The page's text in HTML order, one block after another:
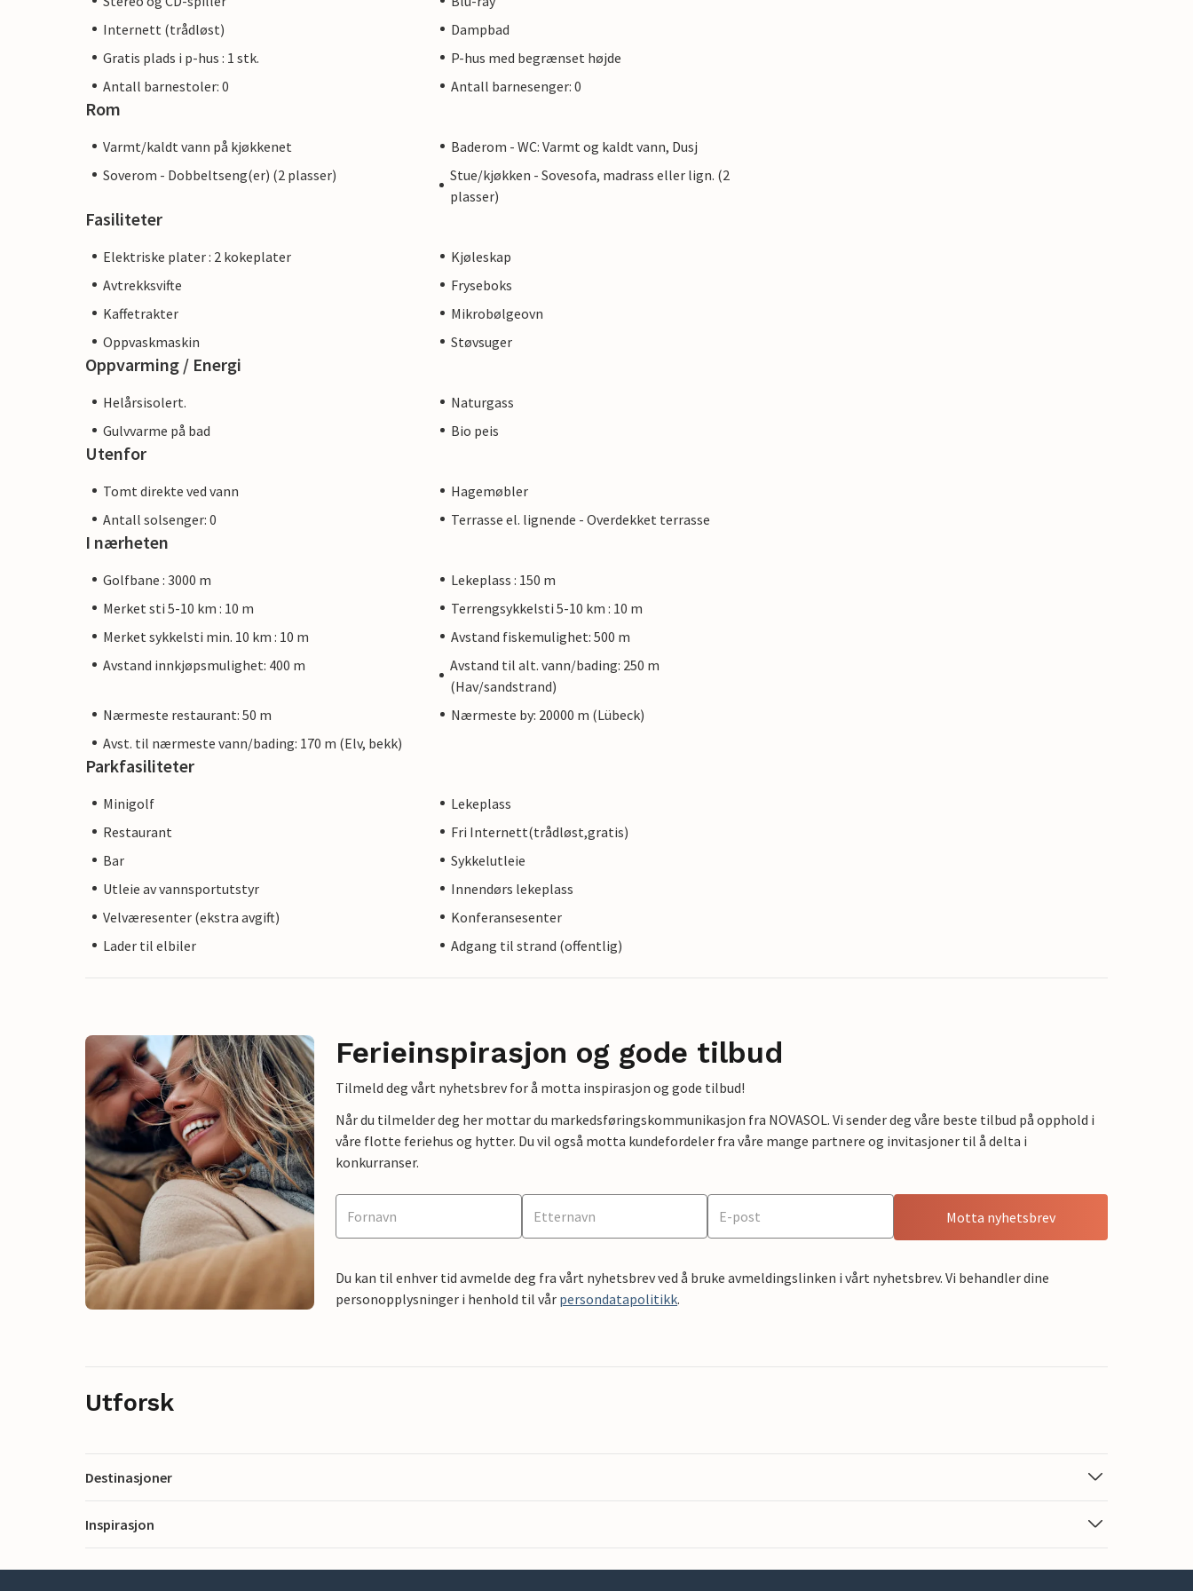
Internett (trådløst)
Dampbad
Gratis plads i p-hus : 1 stk.
P-hus med begrænset højde
Antall barnestoler: 0
Antall barnesenger: 0
Rom
Varmt/kaldt vann på kjøkkenet
Baderom - WC: Varmt og kaldt vann, Dusj
Soverom - Dobbeltseng(er) (2 plasser)
Stue/kjøkken - Sovesofa, madrass eller lign. (2
plasser)
Fasiliteter
Elektriske plater : 2 kokeplater
Kjøleskap
Avtrekksvifte
Fryseboks
Kaffetrakter
Mikrobølgeovn
Oppvaskmaskin
Støvsuger
Oppvarming / Energi
Helårsisolert.
Naturgass
Gulvvarme på bad
Bio peis
Utenfor
Tomt direkte ved vann
Hagemøbler
Antall solsenger: 0
Terrasse el. lignende - Overdekket terrasse
I nærheten
Golfbane : 3000 m
Lekeplass : 150 m
Merket sti 5-10 km : 10 m
Terrengsykkelsti 5-10 km : 10 m
Merket sykkelsti min. 10 km : 10 m
Avstand fiskemulighet: 500 m
Avstand innkjøpsmulighet: 400 m
Avstand til alt. vann/bading: 250 m
(Hav/sandstrand)
Nærmeste restaurant: 50 m
Nærmeste by: 20000 m (Lübeck)
Avst. til nærmeste vann/bading: 170 m (Elv, bekk)
Parkfasiliteter
Minigolf
Lekeplass
Restaurant
Fri Internett(trådløst,gratis)
Bar
Sykkelutleie
Utleie av vannsportutstyr
Innendørs lekeplass
Velværesenter (ekstra avgift)
Konferansesenter
Lader til elbiler
Adgang til strand (offentlig)
Ferieinspirasjon og gode tilbud
Tilmeld deg vårt nyhetsbrev for å motta inspirasjon og gode tilbud!
Når du tilmelder deg her mottar du markedsføringskommunikasjon fra NOVASOL. Vi sender deg våre beste tilbud på opphold i
våre flotte feriehus og hytter. Du vil også motta kundefordeler fra våre mange partnere og invitasjoner til å delta i
konkurranser.
Motta nyhetsbrev
Du kan til enhver tid avmelde deg fra vårt nyhetsbrev ved å bruke avmeldingslinken i vårt nyhetsbrev. Vi behandler dine
personopplysninger i henhold til vår persondatapolitikk.
Utforsk
Destinasjoner
Inspirasjon